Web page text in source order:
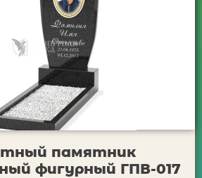
памятник
фигурный ГПВ-017